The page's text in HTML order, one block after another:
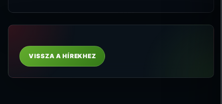
VISSZA A HÍREKHEZ